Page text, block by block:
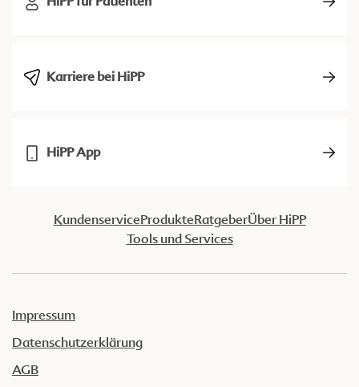
Karriere bei HiPP
HiPP App
KundenserviceProdukteRatgeberÜber HiPP
Tools und Services
Impressum
Datenschutzerklärung
AGB